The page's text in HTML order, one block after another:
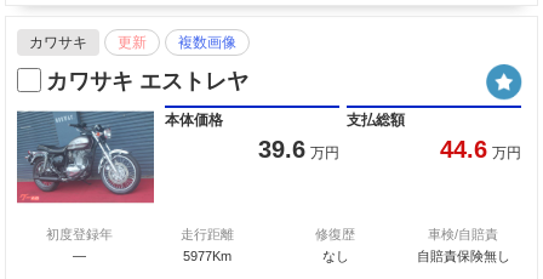
カワサキ 更新 複数画像
カワサキ エストレヤ
本体価格
39.6 万円
支払総額
44.6 万円
初度登録年
―
走行距離
5977Km
修復歴
なし
車検/自賠責
自賠責保険無し